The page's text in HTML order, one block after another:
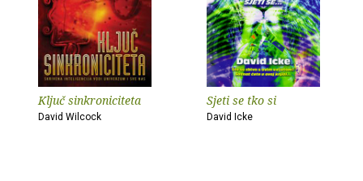
Ključ sinkroniciteta
David Wilcock
Sjeti se tko si
David Icke